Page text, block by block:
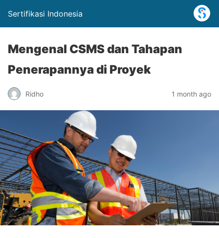
Sertifikasi Indonesia
Mengenal CSMS dan Tahapan
Penerapannya di Proyek
Ridho 1 month ago